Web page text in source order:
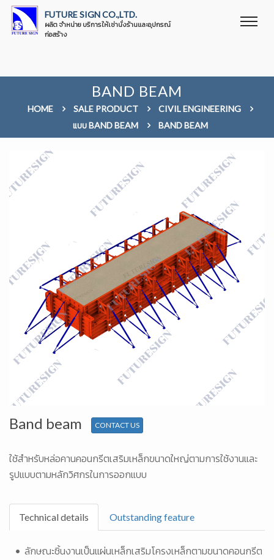
FUTURE SIGN CO.,LTD.
ผลิต จำหน่าย บริการให้เช่านั่งร้านและอุปกรณ์
ก่อสร้าง
BAND BEAM
HOME SALE PRODUCT
CIVIL ENGINEERING
แบบ BAND BEAM
BAND BEAM
Band beam CONTACT US
ใช้สำหรับหล่อคานคอนกรีตเสริมเหล็กขนาดใหญ่ตามการใช้งานและ
รูปแบบตามหลักวิศกรในการออกแบบ
Technical details Outstanding feature
• ลักษณะชิ้นงานเป็นแผ่นเหล็กเสริมโครงเหล็กตามขนาดคอนกรีต